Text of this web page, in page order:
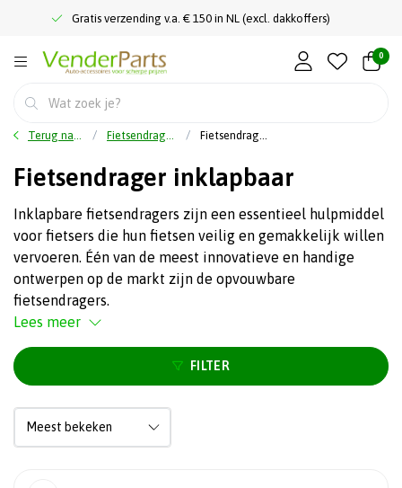
Gratis verzending v.a. € 150 in NL (excl. dakkoffers)
0
Terug naar home Fietsendragers Fietsendrager inklapbaar
Fietsendrager inklapbaar
Inklapbare fietsendragers zijn een essentieel hulpmiddel
voor fietsers die hun fietsen veilig en gemakkelijk willen
vervoeren. Één van de meest innovatieve en handige
ontwerpen op de markt zijn de opvouwbare
fietsendragers.
Lees meer
FILTER